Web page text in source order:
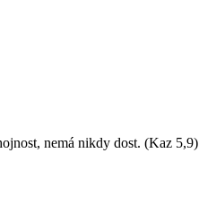
nemá nikdy dost. (Kaz 5,9)